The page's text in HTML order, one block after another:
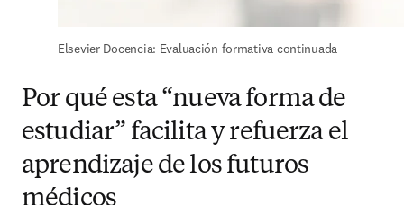
Elsevier Docencia: Evaluación formativa continuada
Por qué esta “nueva forma de
estudiar” facilita y refuerza el
aprendizaje de los futuros
médicos